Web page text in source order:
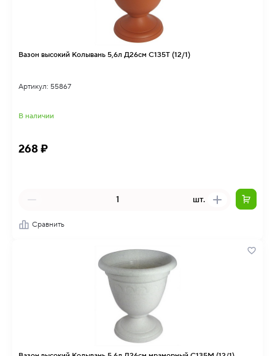
Вазон высокий Колывань 5,6л Д26см С135Т (12/1)
Артикул: 55867
В наличии
268 ₽
шт.
Сравнить